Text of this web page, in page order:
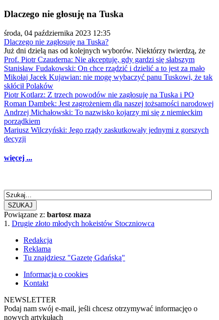
Dlaczego nie głosuję na Tuska
środa, 04 października 2023 12:35
Dlaczego nie zagłosuję na Tuska?
Już dni dzielą nas od kolejnych wyborów. Niektórzy twierdzą, że
Prof. Piotr Czauderna: Nie akceptuję, gdy gardzi się słabszym
Stanisław Fudakowski: On chce rządzić i dzielić a to jest za mało
Mikołaj Jacek Kujawian: nie mogę wybaczyć panu Tuskowi, że tak
skłócił Polaków
Piotr Kotlarz: Z trzech powodów nie zagłosuję na Tuska i PO
Roman Dambek: Jest zagrożeniem dla naszej tożsamości narodowej
Andrzej Michałowski: To nazwisko kojarzy mi się z niemieckim
porządkiem
Mariusz Wilczyński: Jego rządy zaskutkowały jednymi z gorszych
decyzji
więcej ...
SZUKAJ
Powiązane z: bartosz maza
1. Drugie złoto młodych hokeistów Stoczniowca
Redakcja
Reklama
Tu znajdziesz "Gazetę Gdańską"
Informacja o cookies
Kontakt
NEWSLETTER
Podaj nam swój e-mail, jeśli chcesz otrzymywać informacjęo o
nowych artykułach